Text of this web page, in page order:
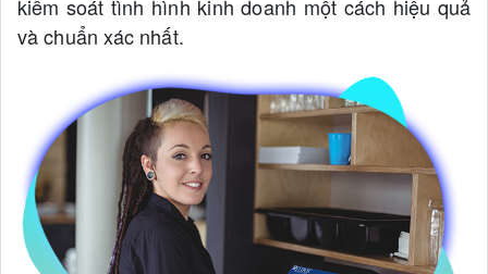
kiểm soát tình hình kinh doanh một cách hiệu quả
và chuẩn xác nhất.